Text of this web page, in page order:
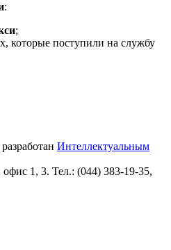
:
;
которые поступили на службу
Интеллектуальным
1, 3. Тел.: (044) 383-19-35,